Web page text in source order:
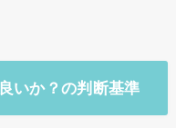
いか？の判断基準